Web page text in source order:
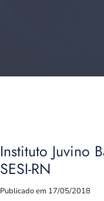
Instituto Juvino
SESI-RN
Publicado em 17/05/2018